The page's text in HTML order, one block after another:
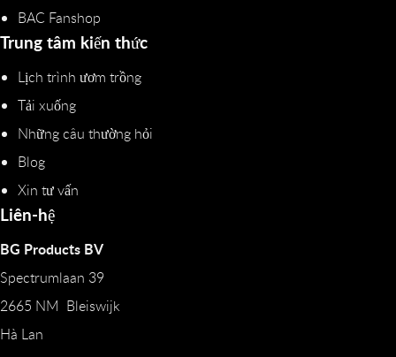
BAC Fanshop
Trung tâm kiến thức
Lịch trình ươm trồng
Tải xuống
Những câu thường hỏi
Blog
Xin tư vấn
Liên-hệ
BG Products BV
Spectrumlaan 39
2665 NM Bleiswijk
Hà Lan